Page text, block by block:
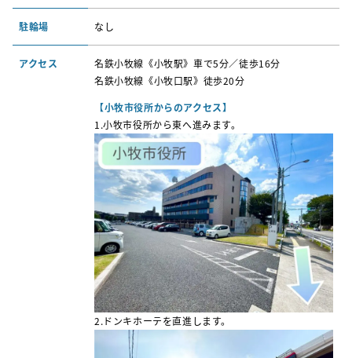
駐輪場 なし
アクセス
名鉄小牧線《小牧駅》車で5分／徒歩16分
名鉄小牧線《小牧口駅》徒歩20分
【小牧市役所からのアクセス】
1.小牧市役所から東へ進みます。
2.ドンキホーテを直進します。